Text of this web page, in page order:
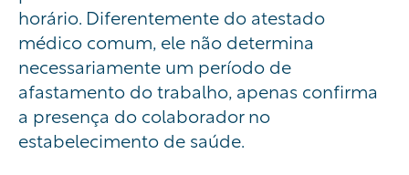
horário. Diferentemente do atestado
médico comum, ele não determina
necessariamente um período de
afastamento do trabalho, apenas confirma
a presença do colaborador no
estabelecimento de saúde.